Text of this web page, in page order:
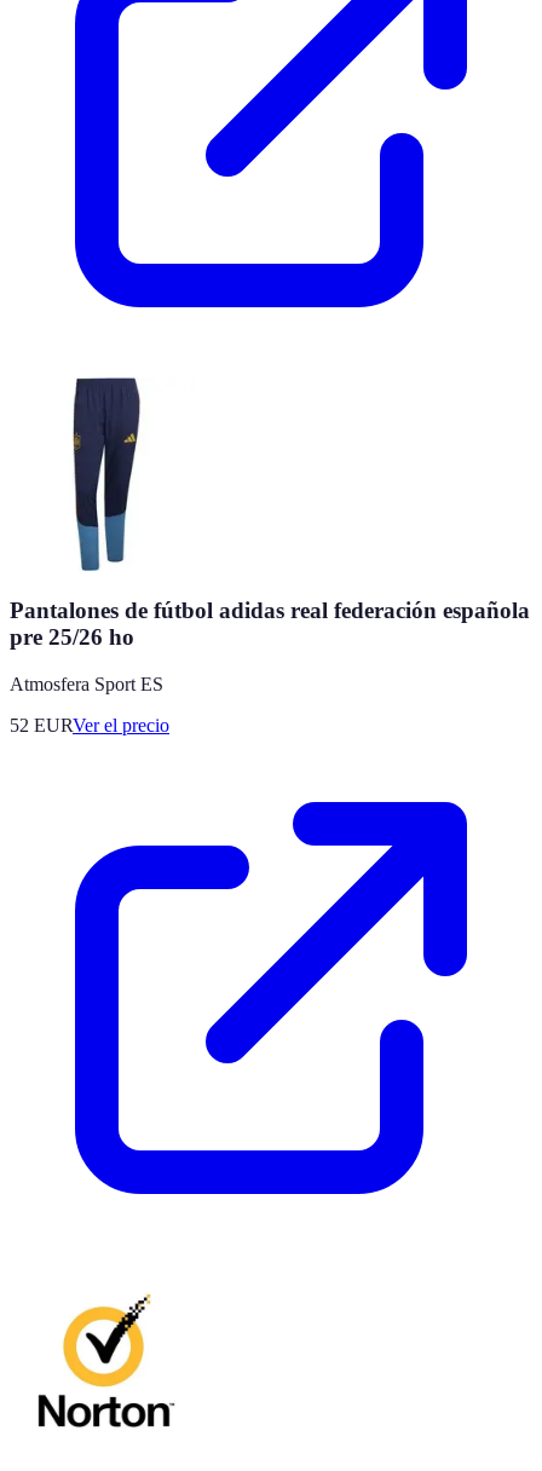
Pantalones de fútbol adidas real federación española
pre 25/26 ho
Atmosfera Sport ES
52 EURVer el precio